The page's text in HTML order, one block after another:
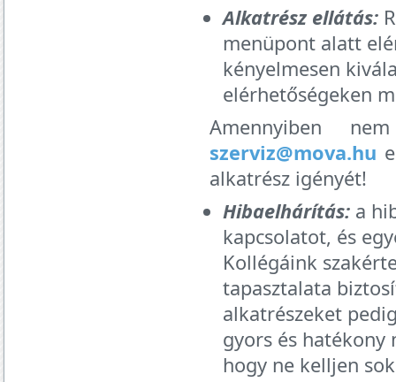
Alkatrész ellátás:
menüpont alatt
kényelmesen
elérhetőségeken
Amennyiben
szerviz@mova.hu
alkatrész igényét!
Hibaelhárítás: a
kapcsolatot, és
Kollégáink
tapasztalata
alkatrészeket
gyors és hatékony
hogy ne kelljen